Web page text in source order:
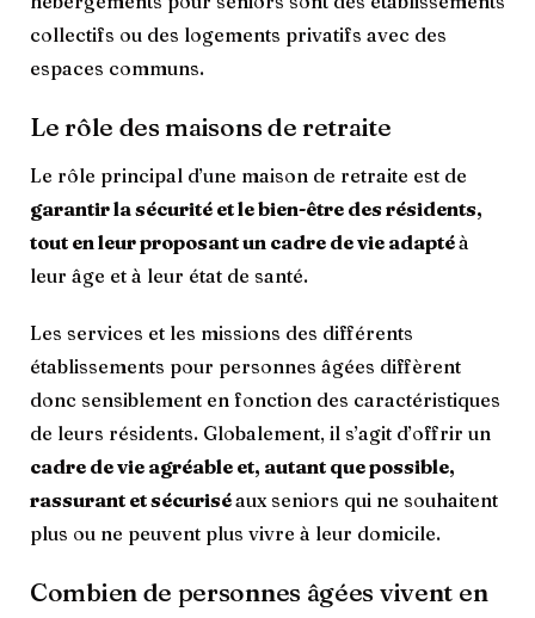
collectifs ou des logements privatifs avec des
espaces communs.
Le rôle des maisons de retraite
Le rôle principal d’une maison de retraite est de
garantir la sécurité et le bien-être des résidents,
tout en leur proposant un cadre de vie adaptéà
leur âge et à leur état de santé.
Les services et les missions des différents
établissements pour personnes âgées diffèrent
donc sensiblement en fonction des caractéristiques
de leurs résidents. Globalement, il s’agit d’offrir un
cadre de vie agréable et, autant que possible,
rassurant et sécuriséaux seniors qui ne souhaitent
plus ou ne peuvent plus vivre à leur domicile.
Combien de personnes âgées vivent en